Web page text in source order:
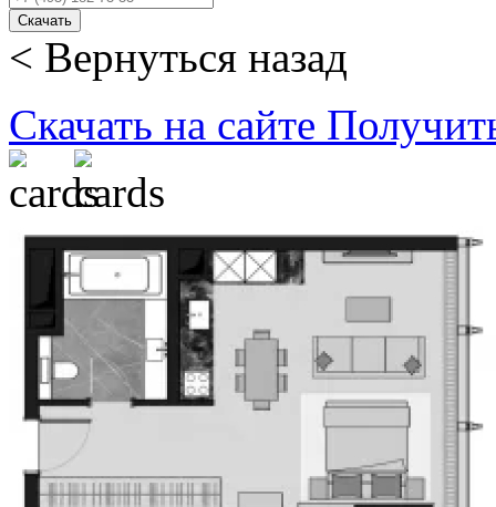
Скачать
< Вернуться назад
Скачать на сайте